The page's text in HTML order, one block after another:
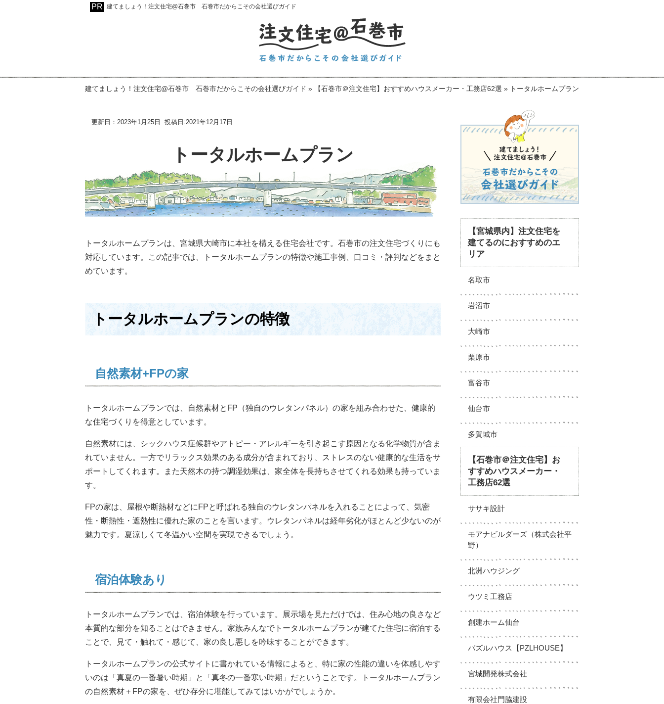
建てましょう！注文住宅@石巻市 石巻市だからこその会社選びガイド
建てましょう！注文住宅@石巻市 石巻市だからこその会社選びガイド » 【石巻市＠注文住宅】おすすめハウスメーカー・工務店62選 » トータルホームプラン
更新日：2023年1月25日 投稿日:2021年12月17日
トータルホームプラン
トータルホームプランは、宮城県大崎市に本社を構える住宅会社です。石巻市の注文住宅づくりにも
対応しています。この記事では、トータルホームプランの特徴や施工事例、口コミ・評判などをまと
めています。
トータルホームプランの特徴
自然素材+FPの家
トータルホームプランでは、自然素材とFP（独自のウレタンパネル）の家を組み合わせた、健康的
な住宅づくりを得意としています。
自然素材には、シックハウス症候群やアトピー・アレルギーを引き起こす原因となる化学物質が含ま
れていません。一方でリラックス効果のある成分が含まれており、ストレスのない健康的な生活をサ
ポートしてくれます。また天然木の持つ調湿効果は、家全体を長持ちさせてくれる効果も持っていま
す。
FPの家は、屋根や断熱材などにFPと呼ばれる独自のウレタンパネルを入れることによって、気密
性・断熱性・遮熱性に優れた家のことを言います。ウレタンパネルは経年劣化がほとんど少ないのが
魅力です。夏涼しくて冬温かい空間を実現できるでしょう。
宿泊体験あり
トータルホームプランでは、宿泊体験を行っています。展示場を見ただけでは、住み心地の良さなど
本質的な部分を知ることはできません。家族みんなでトータルホームプランが建てた住宅に宿泊する
ことで、見て・触れて・感じて、家の良し悪しを吟味することができます。
トータルホームプランの公式サイトに書かれている情報によると、特に家の性能の違いを体感しやす
いのは「真夏の一番暑い時期」と「真冬の一番寒い時期」だということです。トータルホームプラン
の自然素材＋FPの家を、ぜひ存分に堪能してみてはいかがでしょうか。
【宮城県内】注文住宅を
建てるのにおすすめのエ
リア
名取市
岩沼市
大崎市
栗原市
富谷市
仙台市
多賀城市
【石巻市＠注文住宅】お
すすめハウスメーカー・
工務店62選
ササキ設計
モアナビルダーズ（株式会社平
野）
北洲ハウジング
ウツミ工務店
創建ホーム仙台
パズルハウス【PZLHOUSE】
宮城開発株式会社
有限会社門脇建設